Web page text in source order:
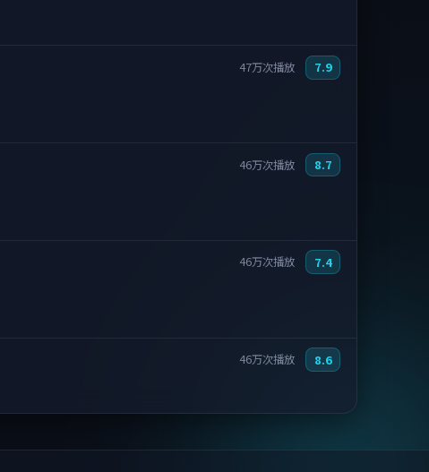
47万次播放 7.9
46万次播放 8.7
46万次播放 7.4
46万次播放 8.6